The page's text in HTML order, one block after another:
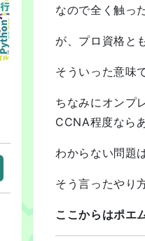
なので全く触っ
が、プロ資格と
そういった意味
ちなみにオンプ
CCNA程度なら
わからない問題
そう言ったやり
ここからはポエ